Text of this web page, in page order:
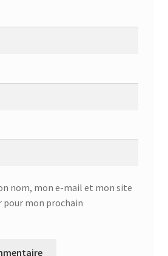
nom, mon e-mail et mon site
pour mon prochain